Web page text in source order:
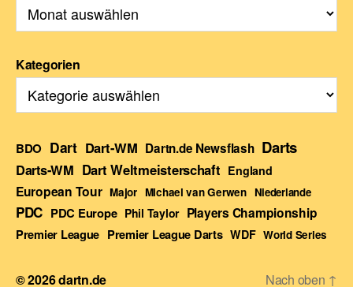
Kategorien
BDO Dart Dart-WM Dartn.de Newsflash Darts
Darts-WM Dart Weltmeisterschaft England
European Tour Major Michael van Gerwen Niederlande
PDC PDC Europe Phil Taylor Players Championship
Premier League Premier League Darts WDF World Series
© 2026dartn.de Nach oben ↑